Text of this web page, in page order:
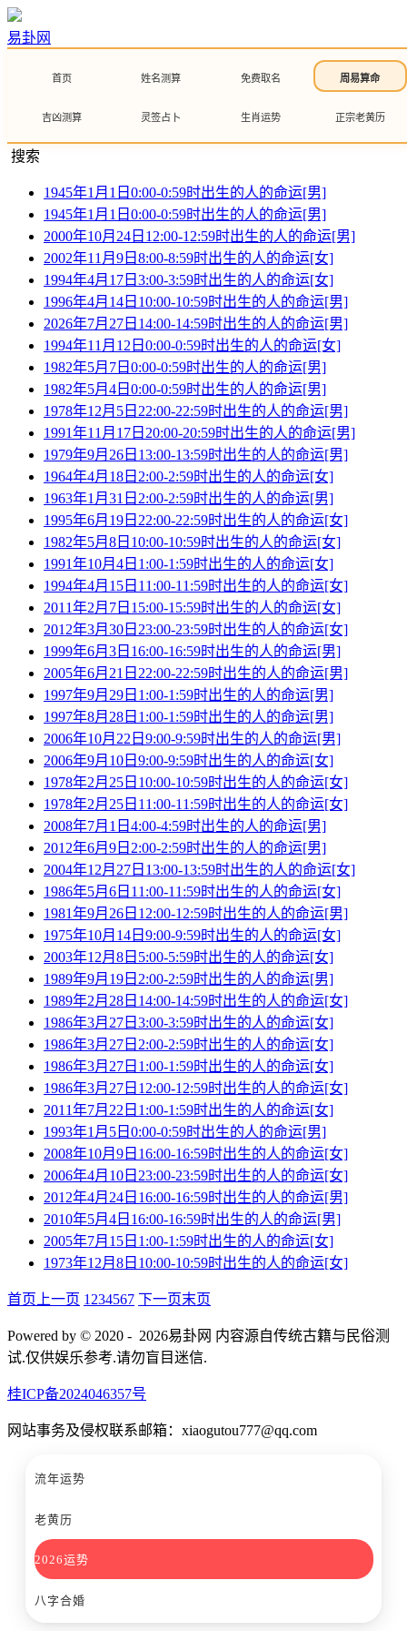
易卦网
首页 姓名测算 免费取名 周易算命
吉凶测算 灵签占卜 生肖运势 正宗老黄历
搜索
1945年1月1日0:00-0:59时出生的人的命运[男]
1945年1月1日0:00-0:59时出生的人的命运[男]
2000年10月24日12:00-12:59时出生的人的命运[男]
2002年11月9日8:00-8:59时出生的人的命运[女]
1994年4月17日3:00-3:59时出生的人的命运[女]
1996年4月14日10:00-10:59时出生的人的命运[男]
2026年7月27日14:00-14:59时出生的人的命运[男]
1994年11月12日0:00-0:59时出生的人的命运[女]
1982年5月7日0:00-0:59时出生的人的命运[男]
1982年5月4日0:00-0:59时出生的人的命运[男]
1978年12月5日22:00-22:59时出生的人的命运[男]
1991年11月17日20:00-20:59时出生的人的命运[男]
1979年9月26日13:00-13:59时出生的人的命运[男]
1964年4月18日2:00-2:59时出生的人的命运[女]
1963年1月31日2:00-2:59时出生的人的命运[男]
1995年6月19日22:00-22:59时出生的人的命运[女]
1982年5月8日10:00-10:59时出生的人的命运[女]
1991年10月4日1:00-1:59时出生的人的命运[女]
1994年4月15日11:00-11:59时出生的人的命运[女]
2011年2月7日15:00-15:59时出生的人的命运[女]
2012年3月30日23:00-23:59时出生的人的命运[女]
1999年6月3日16:00-16:59时出生的人的命运[男]
2005年6月21日22:00-22:59时出生的人的命运[男]
1997年9月29日1:00-1:59时出生的人的命运[男]
1997年8月28日1:00-1:59时出生的人的命运[男]
2006年10月22日9:00-9:59时出生的人的命运[男]
2006年9月10日9:00-9:59时出生的人的命运[女]
1978年2月25日10:00-10:59时出生的人的命运[女]
1978年2月25日11:00-11:59时出生的人的命运[女]
2008年7月1日4:00-4:59时出生的人的命运[男]
2012年6月9日2:00-2:59时出生的人的命运[男]
2004年12月27日13:00-13:59时出生的人的命运[女]
1986年5月6日11:00-11:59时出生的人的命运[女]
1981年9月26日12:00-12:59时出生的人的命运[男]
1975年10月14日9:00-9:59时出生的人的命运[女]
2003年12月8日5:00-5:59时出生的人的命运[女]
1989年9月19日2:00-2:59时出生的人的命运[男]
1989年2月28日14:00-14:59时出生的人的命运[女]
1986年3月27日3:00-3:59时出生的人的命运[女]
1986年3月27日2:00-2:59时出生的人的命运[女]
1986年3月27日1:00-1:59时出生的人的命运[女]
1986年3月27日12:00-12:59时出生的人的命运[女]
2011年7月22日1:00-1:59时出生的人的命运[女]
1993年1月5日0:00-0:59时出生的人的命运[男]
2008年10月9日16:00-16:59时出生的人的命运[女]
2006年4月10日23:00-23:59时出生的人的命运[女]
2012年4月24日16:00-16:59时出生的人的命运[男]
2010年5月4日16:00-16:59时出生的人的命运[男]
2005年7月15日1:00-1:59时出生的人的命运[女]
1973年12月8日10:00-10:59时出生的人的命运[女]
首页 上一页 1 234567 下一页末页
Powered by © 2020 - 2026易卦网 内容源自传统古籍与民俗测
试.仅供娱乐参考.请勿盲目迷信.
桂ICP备2024046357号
网站事务及侵权联系邮箱：xiaogutou777@qq.com
流年运势
老黄历
2026运势
八字合婚